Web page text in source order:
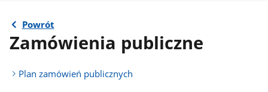
Powrót
Zamówienia publiczne
Plan zamówień publicznych